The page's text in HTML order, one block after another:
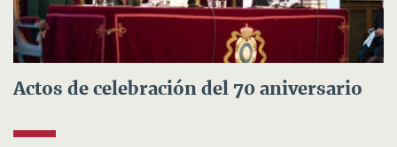
Actos de celebración del 70 aniversario